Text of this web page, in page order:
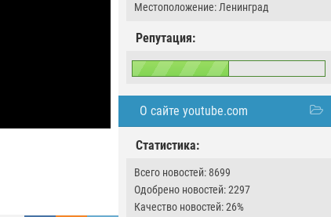
Местоположение: Ленинград
Репутация:
О сайте youtube.com
Статистика:
Всего новостей: 8699
Одобрено новостей: 2297
Качество новостей: 26%